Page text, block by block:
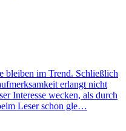
bleiben im Trend. Schließlich
erlangt nicht
Interesse wecken, als durch
Leser schon gle…